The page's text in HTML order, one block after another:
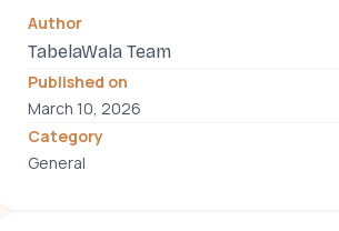
Author
TabelaWala Team
Published on
March 10, 2026
Category
General